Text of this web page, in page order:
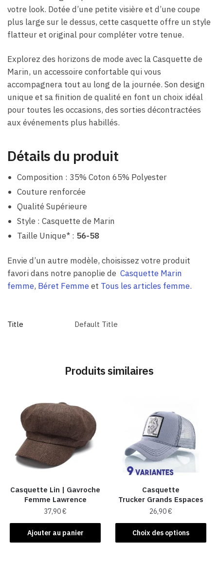
votre look. Dotée d’une petite visière et d’une coupe
plus large sur le dessus, cette casquette offre un style
flatteur et original pour compléter votre tenue.
Explorez des horizons de mode avec la Casquette de
Marin, un accessoire confortable qui vous
accompagnera tout au long de la journée. Son design
unique et sa finition de qualité en font un choix idéal
pour toutes les occasions, des sorties décontractées
aux événements plus habillés.
Détails du produit
Composition : 35% Coton 65% Polyester
Couture renforcée
Qualité Supérieure
Style : Casquette de Marin
Taille Unique* : 56-58
Envie d’un autre modèle, choisissez votre produit
favori dans notre panoplie de Casquette Marin
femme, Béret Femmeet Tous les articles femme.
Title Default Title
Produits similaires
Casquette Lin | Gavroche
Femme Lawrence
37,90€
Ajouter au panier
Casquette
Trucker Grands Espaces
26,90€
Choix des options
Ce
produit